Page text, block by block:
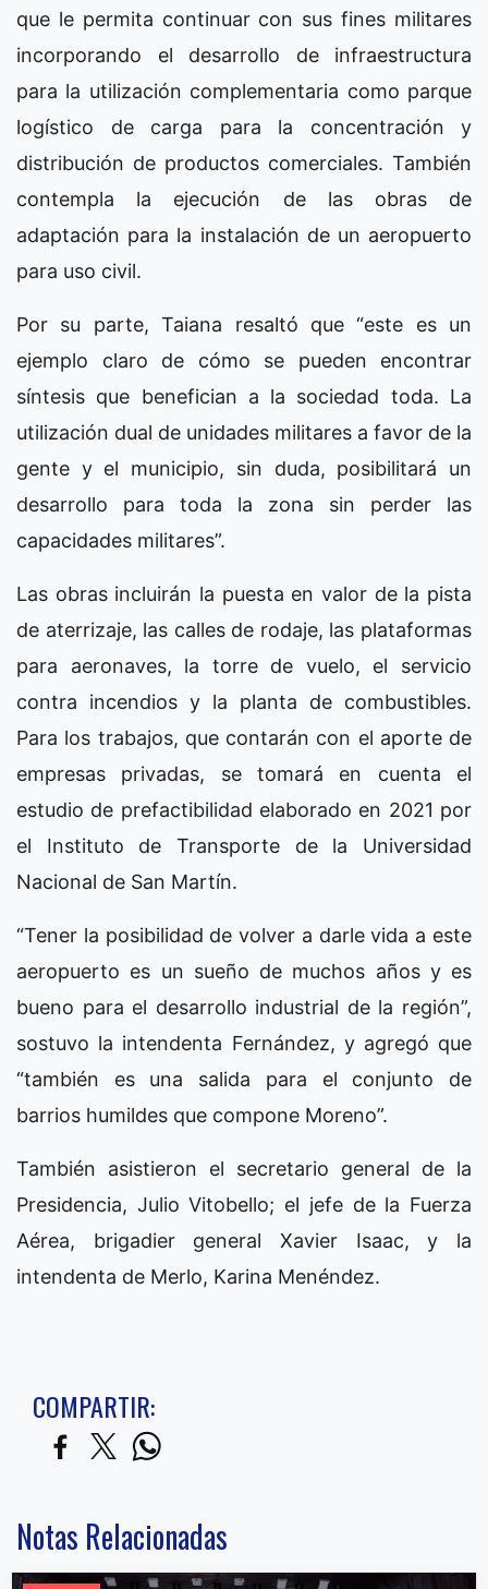
que le permita continuar con sus fines militares
incorporando el desarrollo de infraestructura
para la utilización complementaria como parque
logístico de carga para la concentración y
distribución de productos comerciales. También
contempla la ejecución de las obras de
adaptación para la instalación de un aeropuerto
para uso civil.
Por su parte, Taiana resaltó que “este es un
ejemplo claro de cómo se pueden encontrar
síntesis que benefician a la sociedad toda. La
utilización dual de unidades militares a favor de la
gente y el municipio, sin duda, posibilitará un
desarrollo para toda la zona sin perder las
capacidades militares”.
Las obras incluirán la puesta en valor de la pista
de aterrizaje, las calles de rodaje, las plataformas
para aeronaves, la torre de vuelo, el servicio
contra incendios y la planta de combustibles.
Para los trabajos, que contarán con el aporte de
empresas privadas, se tomará en cuenta el
estudio de prefactibilidad elaborado en 2021 por
el Instituto de Transporte de la Universidad
Nacional de San Martín.
“Tener la posibilidad de volver a darle vida a este
aeropuerto es un sueño de muchos años y es
bueno para el desarrollo industrial de la región”,
sostuvo la intendenta Fernández, y agregó que
“también es una salida para el conjunto de
barrios humildes que compone Moreno”.
También asistieron el secretario general de la
Presidencia, Julio Vitobello; el jefe de la Fuerza
Aérea, brigadier general Xavier Isaac, y la
intendenta de Merlo, Karina Menéndez.
COMPARTIR:
Notas Relacionadas